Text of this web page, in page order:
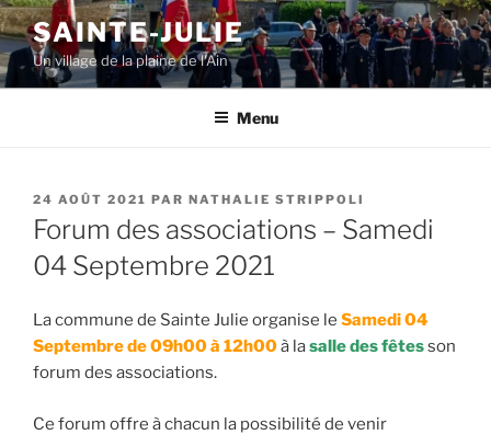
Aller
au
contenu
principal
SAINTE-JULIE
Un village de la plaine de l'Ain
Menu
PUBLIÉ
LE
24 AOÛT 2021 PAR NATHALIE STRIPPOLI
Forum des associations – Samedi
04 Septembre 2021
La commune de Sainte Julie organise le Samedi 04
Septembre de 09h00 à 12h00à lasalle des fêtesson
forum des associations.
Ce forum offre à chacun la possibilité de venir